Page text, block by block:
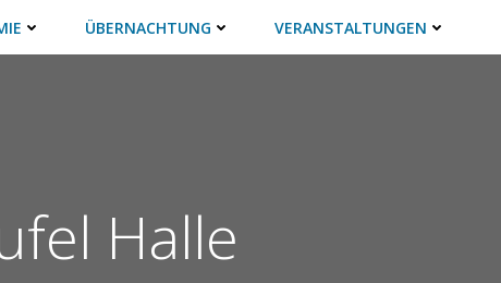
ÜBERNACHTUNG VERANSTALTUNGEN
Halle